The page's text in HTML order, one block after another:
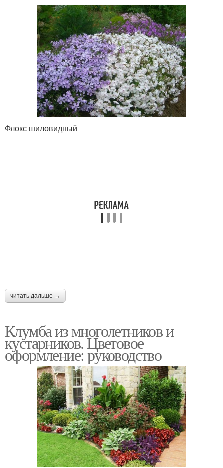
Флокс шиловидный
читать дальше →
Клумба из многолетников и
кустарников. Цветовое
оформление: руководство